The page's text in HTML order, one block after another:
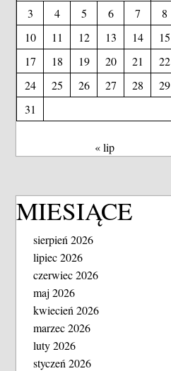
3
4 5 6 7 8
10
11 12 13 14 15
17
18 19 20 21 22
24
25 26 27 28 29
31
« lip
MIESIĄCE
sierpień 2026
lipiec 2026
czerwiec 2026
maj 2026
kwiecień 2026
marzec 2026
luty 2026
styczeń 2026